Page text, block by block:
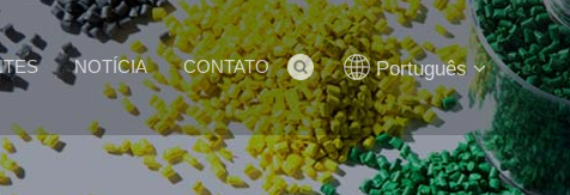
NOTÍCIA CONTATO Português